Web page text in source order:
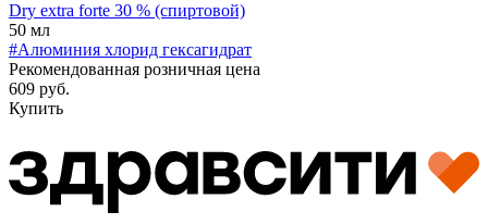
Dry extra forte 30 % (спиртовой)
50 мл
#Алюминия хлорид гексагидрат
Рекомендованная розничная цена
609 руб.
Купить